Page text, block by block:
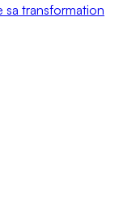
sa transformation